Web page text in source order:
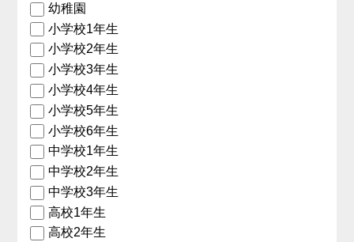
幼稚園
小学校1年生
小学校2年生
小学校3年生
小学校4年生
小学校5年生
小学校6年生
中学校1年生
中学校2年生
中学校3年生
高校1年生
高校2年生